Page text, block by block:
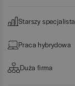
Starszy specjalista
Praca hybrydowa
Duża firma